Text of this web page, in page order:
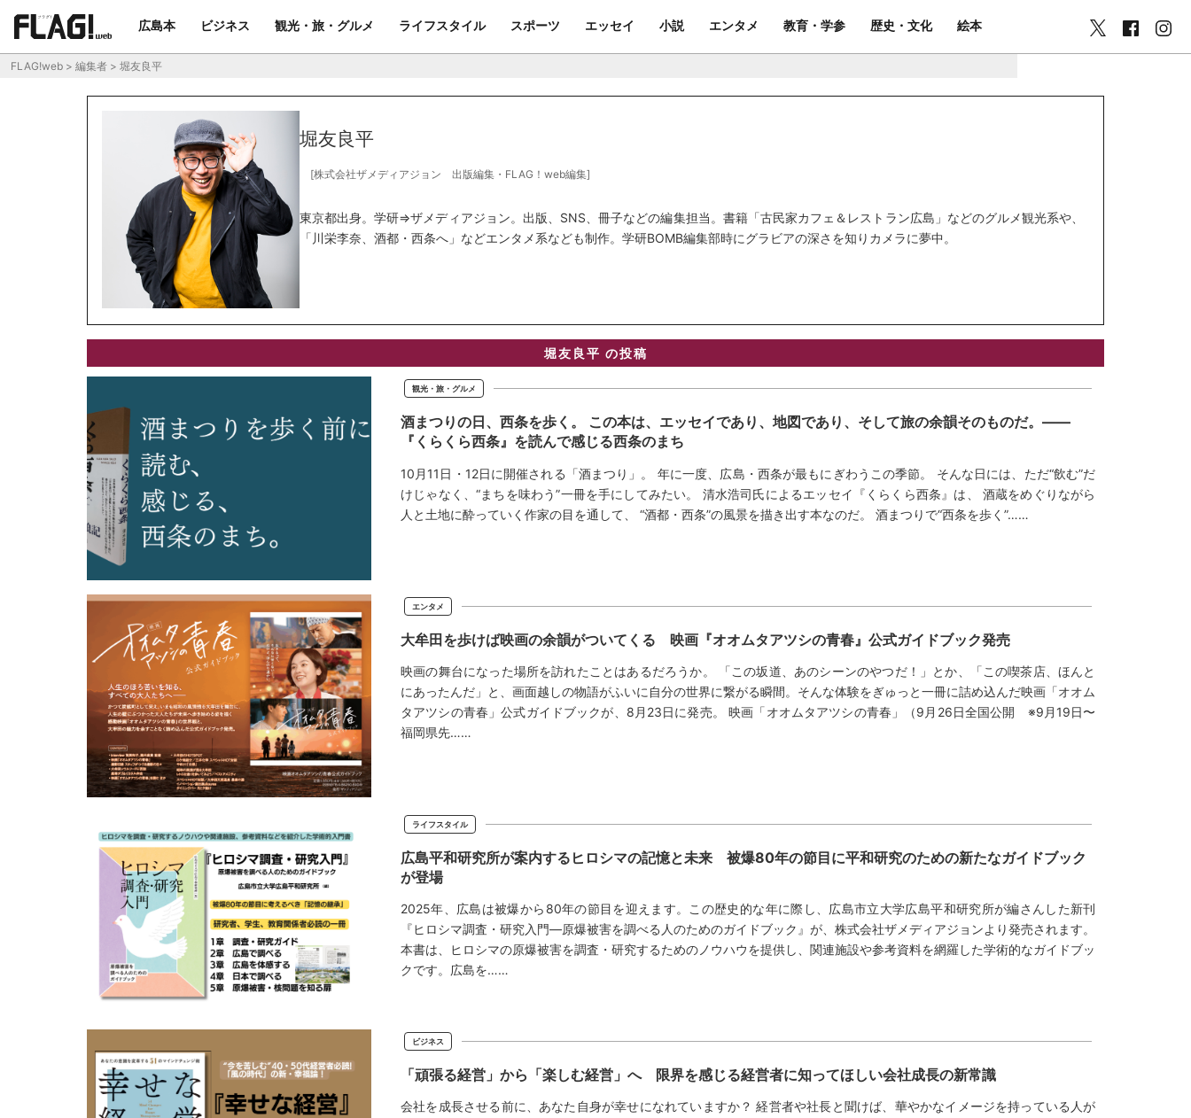
広島本 ビジネス 観光・旅・グルメ ライフスタイル スポーツ エッセイ 小説 エンタメ 教育・学参 歴史・文化 絵本
FLAG!web > 編集者 > 堀友良平
堀友良平
[株式会社ザメディアジョン 出版編集・FLAG！web編集]
東京都出身。学研⇒ザメディアジョン。出版、SNS、冊子などの編集担当。書籍「古民家カフェ＆レストラン広島」などのグルメ観光系や、
「川栄李奈、酒都・西条へ」などエンタメ系なども制作。学研BOMB編集部時にグラビアの深さを知りカメラに夢中。
堀友良平 の投稿
観光・旅・グルメ
酒まつりの日、西条を歩く。 この本は、エッセイであり、地図であり、そして旅の余韻そのものだ。——
『くらくら西条』を読んで感じる西条のまち
10月11日・12日に開催される「酒まつり」。 年に一度、広島・西条が最もにぎわうこの季節。 そんな日には、ただ“飲む”だ
けじゃなく、“まちを味わう”一冊を手にしてみたい。 清水浩司氏によるエッセイ『くらくら西条』は、 酒蔵をめぐりながら
人と土地に酔っていく作家の目を通して、 “酒都・西条”の風景を描き出す本なのだ。 酒まつりで“西条を歩く”……
エンタメ
大牟田を歩けば映画の余韻がついてくる 映画『オオムタアツシの青春』公式ガイドブック発売
映画の舞台になった場所を訪れたことはあるだろうか。 「この坂道、あのシーンのやつだ！」とか、「この喫茶店、ほんと
にあったんだ」と、画面越しの物語がふいに自分の世界に繋がる瞬間。そんな体験をぎゅっと一冊に詰め込んだ映画「オオム
タアツシの青春」公式ガイドブックが、8月23日に発売。 映画「オオムタアツシの青春」（9月26日全国公開 ※9月19日〜
福岡県先……
ライフスタイル
広島平和研究所が案内するヒロシマの記憶と未来 被爆80年の節目に平和研究のための新たなガイドブック
が登場
2025年、広島は被爆から80年の節目を迎えます。この歴史的な年に際し、広島市立大学広島平和研究所が編さんした新刊
『ヒロシマ調査・研究入門―原爆被害を調べる人のためのガイドブック』が、株式会社ザメディアジョンより発売されます。
本書は、ヒロシマの原爆被害を調査・研究するためのノウハウを提供し、関連施設や参考資料を網羅した学術的なガイドブッ
クです。広島を……
ビジネス
「頑張る経営」から「楽しむ経営」へ 限界を感じる経営者に知ってほしい会社成長の新常識
会社を成長させる前に、あなた自身が幸せになれていますか？ 経営者や社長と聞けば、華やかなイメージを持っている人が